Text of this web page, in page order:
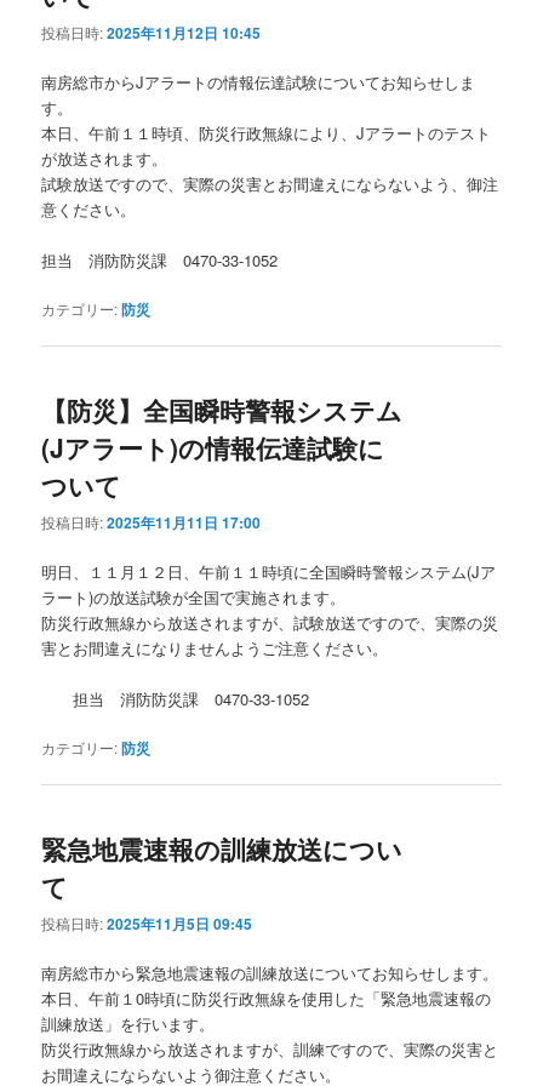
投稿日時:2025年11月12日 10:45
南房総市からJアラートの情報伝達試験についてお知らせしま
す。
本日、午前１１時頃、防災行政無線により、Jアラートのテスト
が放送されます。
試験放送ですので、実際の災害とお間違えにならないよう、御注
意ください。
担当 消防防災課 0470-33-1052
カテゴリー:防災
【防災】全国瞬時警報システム
(Jアラート)の情報伝達試験に
ついて
投稿日時:2025年11月11日 17:00
明日、１１月１２日、午前１１時頃に全国瞬時警報システム(Jア
ラート)の放送試験が全国で実施されます。
防災行政無線から放送されますが、試験放送ですので、実際の災
害とお間違えになりませんようご注意ください。
担当 消防防災課 0470-33-1052
カテゴリー:防災
緊急地震速報の訓練放送につい
て
投稿日時:2025年11月5日 09:45
南房総市から緊急地震速報の訓練放送についてお知らせします。
本日、午前１0時頃に防災行政無線を使用した「緊急地震速報の
訓練放送」を行います。
防災行政無線から放送されますが、訓練ですので、実際の災害と
お間違えにならないよう御注意ください。